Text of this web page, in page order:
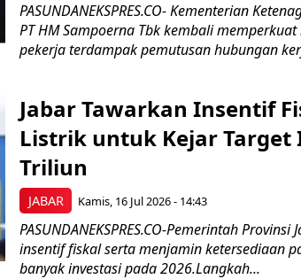
PASUNDANEKSPRES.CO- Kementerian
PT HM Sampoerna Tbk kembali
pekerja terdampak pemutusan hubungan
JABAR
Jabar Tawarkan Insentif
Listrik untuk Kejar Target
Triliun
Kamis, 16 Jul 2026 - 14:43
PASUNDANEKSPRES.CO-Pemerintah
insentif fiskal serta menjamin ketersediaan
banyak investasi pada 2026.Langkah...